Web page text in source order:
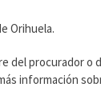
Orihuela.
procurador
información